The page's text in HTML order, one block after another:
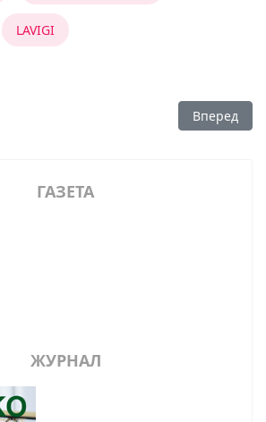
LAVIGI
или не летать? Вперед
ГАЗЕТА
ЖУРНАЛ